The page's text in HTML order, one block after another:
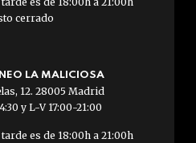
cerrado
LA MALICIOSA
12. 28005 Madrid
y L-V 17:00-21:00
es de 18:00h a 21:00h